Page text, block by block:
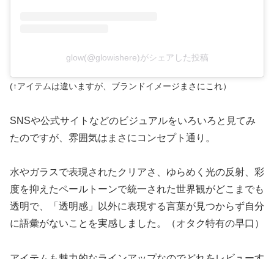
glow(@glowishere)がシェアした投稿
(↑アイテムは違いますが、ブランドイメージまさにこれ）
SNSや公式サイトなどのビジュアルをいろいろと見てみ
たのですが、雰囲気はまさにコンセプト通り。
水やガラスで表現されたクリアさ、ゆらめく光の反射、彩
度を抑えたペールトーンで統一された世界観がどこまでも
透明で、「透明感」以外に表現する言葉が見つからず自分
に語彙がないことを実感しました。（オタク特有の早口）